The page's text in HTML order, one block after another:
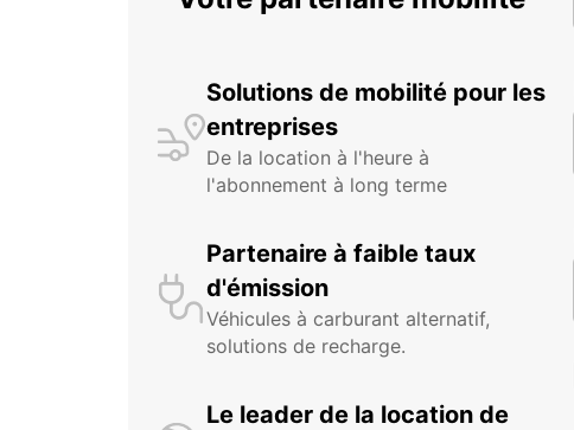
Solutions de mobilité pour les
entreprises
De la location à l'heure à
l'abonnement à long terme
Partenaire à faible taux
d'émission
Véhicules à carburant alternatif,
solutions de recharge.
Le leader de la location de